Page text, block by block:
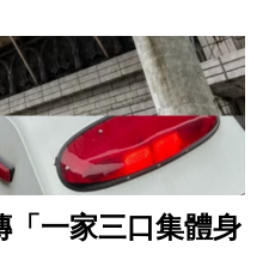
「一家三口集體身